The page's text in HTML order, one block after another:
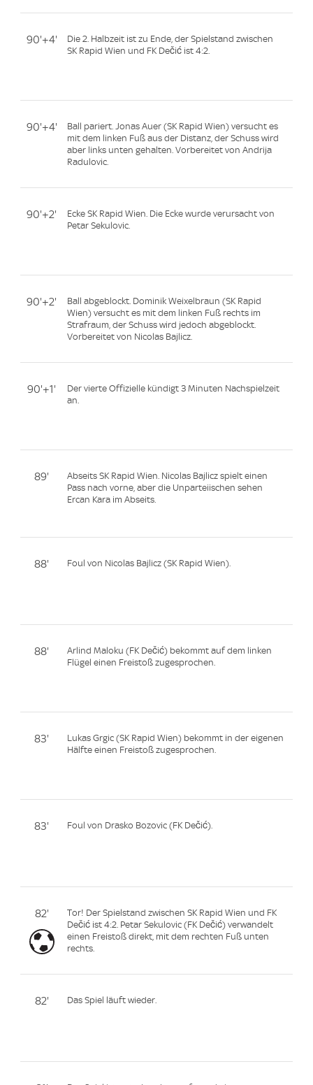
90'+4'
Die 2. Halbzeit ist zu Ende, der Spielstand zwischen
SK Rapid Wien und FK Dečić ist 4:2.
90'+4'
Ball pariert. Jonas Auer (SK Rapid Wien) versucht es
mit dem linken Fuß aus der Distanz, der Schuss wird
aber links unten gehalten. Vorbereitet von Andrija
Radulovic.
90'+2'
Ecke SK Rapid Wien. Die Ecke wurde verursacht von
Petar Sekulovic.
90'+2'
Ball abgeblockt. Dominik Weixelbraun (SK Rapid
Wien) versucht es mit dem linken Fuß rechts im
Strafraum, der Schuss wird jedoch abgeblockt.
Vorbereitet von Nicolas Bajlicz.
90'+1'
Der vierte Offizielle kündigt 3 Minuten Nachspielzeit
an.
89'
Abseits SK Rapid Wien. Nicolas Bajlicz spielt einen
Pass nach vorne, aber die Unparteiischen sehen
Ercan Kara im Abseits.
88' Foul von Nicolas Bajlicz (SK Rapid Wien).
88'
Arlind Maloku (FK Dečić) bekommt auf dem linken
Flügel einen Freistoß zugesprochen.
83'
Lukas Grgic (SK Rapid Wien) bekommt in der eigenen
Hälfte einen Freistoß zugesprochen.
83' Foul von Drasko Bozovic (FK Dečić).
82'
Tor! Der Spielstand zwischen SK Rapid Wien und FK
Dečić ist 4:2. Petar Sekulovic (FK Dečić) verwandelt
einen Freistoß direkt, mit dem rechten Fuß unten
rechts.
82' Das Spiel läuft wieder.